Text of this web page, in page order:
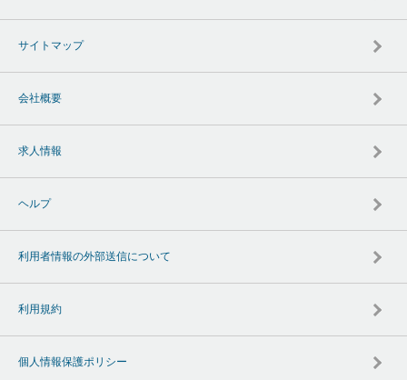
サイトマップ
会社概要
求人情報
ヘルプ
利用者情報の外部送信について
利用規約
個人情報保護ポリシー